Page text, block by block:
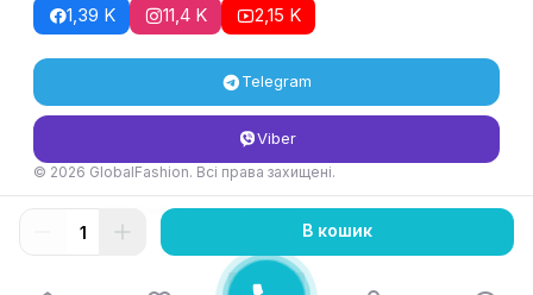
1,39 K 11,4 K 2,15 K
Telegram
Viber
© 2026 GlobalFashion. Всі права захищені.
Умови повернення та обміну товару
В кошик